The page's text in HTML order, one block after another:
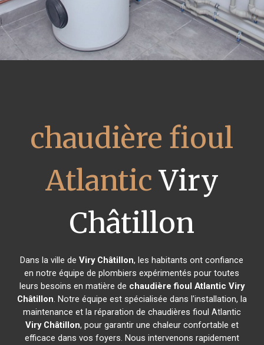
chaudière fioul
Atlantic Viry
Châtillon
Dans la ville deViry Châtillon, les habitants ont confiance
en notre équipe de plombiers expérimentés pour toutes
leurs besoins en matière de chaudière fioul Atlantic Viry
Châtillon. Notre équipe est spécialisée dans l'installation, la
maintenance et la réparation de chaudières fioul Atlantic
Viry Châtillon, pour garantir une chaleur confortable et
efficace dans vos foyers. Nous intervenons rapidement